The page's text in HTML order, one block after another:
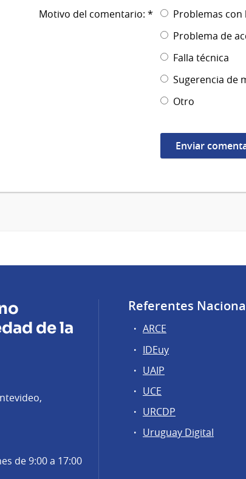
Motivo del comentario: *
Problemas
Problema de
Falla técnica
Sugerencia de
Otro
de la
de 9:00 a 17:00
Referentes
ARCE
IDEuy
UAIP
UCE
URCDP
Uruguay Digital